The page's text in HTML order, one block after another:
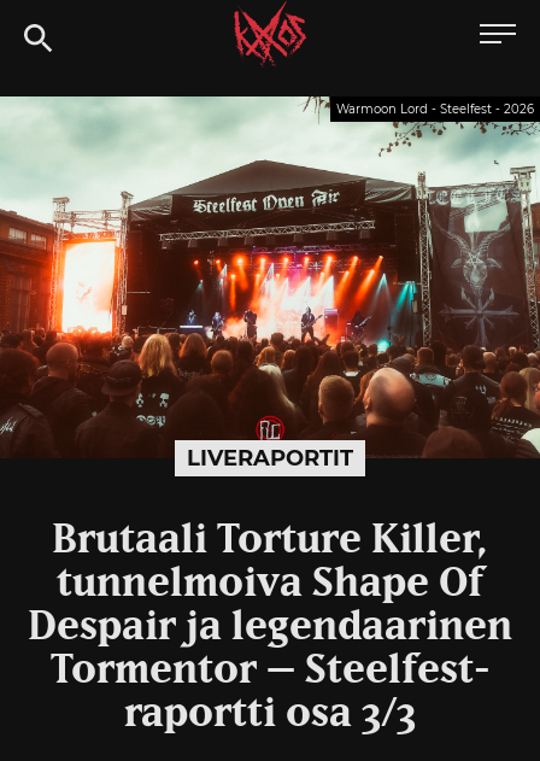
Siirry
suoraan
Kaaoszine
LIVERAPORTIT
Warmoon Lord - Steelfest - 2026
Brutaali Torture Killer,
tunnelmoiva Shape Of
Despair ja legendaarinen
Tormentor – Steelfest-
raportti osa 3/3